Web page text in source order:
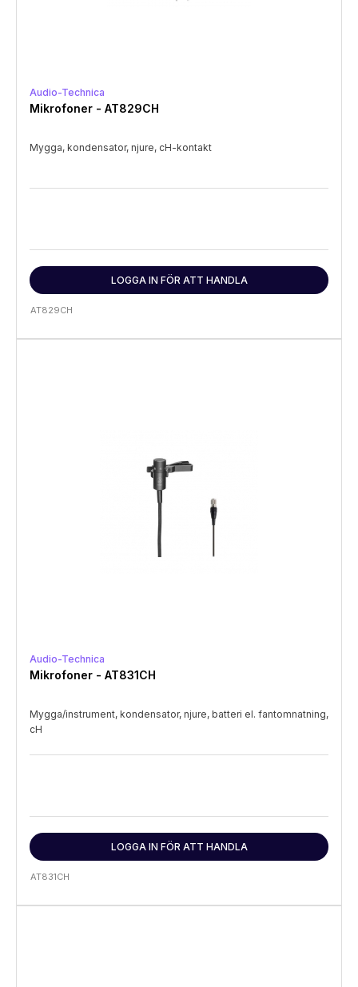
Audio-Technica
Mikrofoner - AT829CH
Mygga, kondensator, njure, cH-kontakt
LOGGA IN FÖR ATT HANDLA
AT829CH
Audio-Technica
Mikrofoner - AT831CH
Mygga/instrument, kondensator, njure, batteri el. fantomnatning,
cH
LOGGA IN FÖR ATT HANDLA
AT831CH